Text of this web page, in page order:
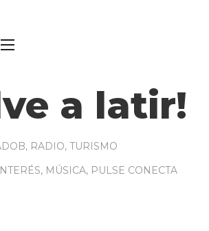
a latir!
, RADIO, TURISMO
, MÚSICA, PULSE CONECTA